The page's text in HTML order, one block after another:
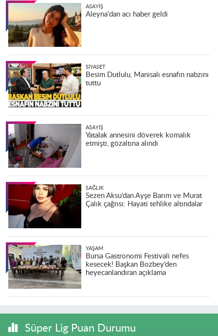
ASAYIŞ
Aleyna'dan acı haber geldi
SIYASET
Besim Dutlulu, Manisalı esnafın nabzını
tuttu
ASAYIŞ
Yatalak annesini döverek komalık
etmişti, gözaltına alındı
SAĞLIK
Sezen Aksu’dan Ayşe Barım ve Murat
Çalık çağrısı: Hayati tehlike altındalar
YAŞAM
Bursa Gastronomi Festivali nefes
kesecek! Başkan Bozbey’den
heyecanlandıran açıklama
Süper Lig Puan Durumu